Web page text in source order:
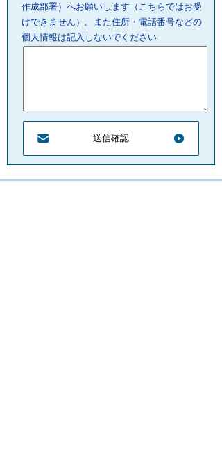
作成部署）へお願いします（こちらではお受
けできません）。また住所・電話番号などの
個人情報は記入しないでください